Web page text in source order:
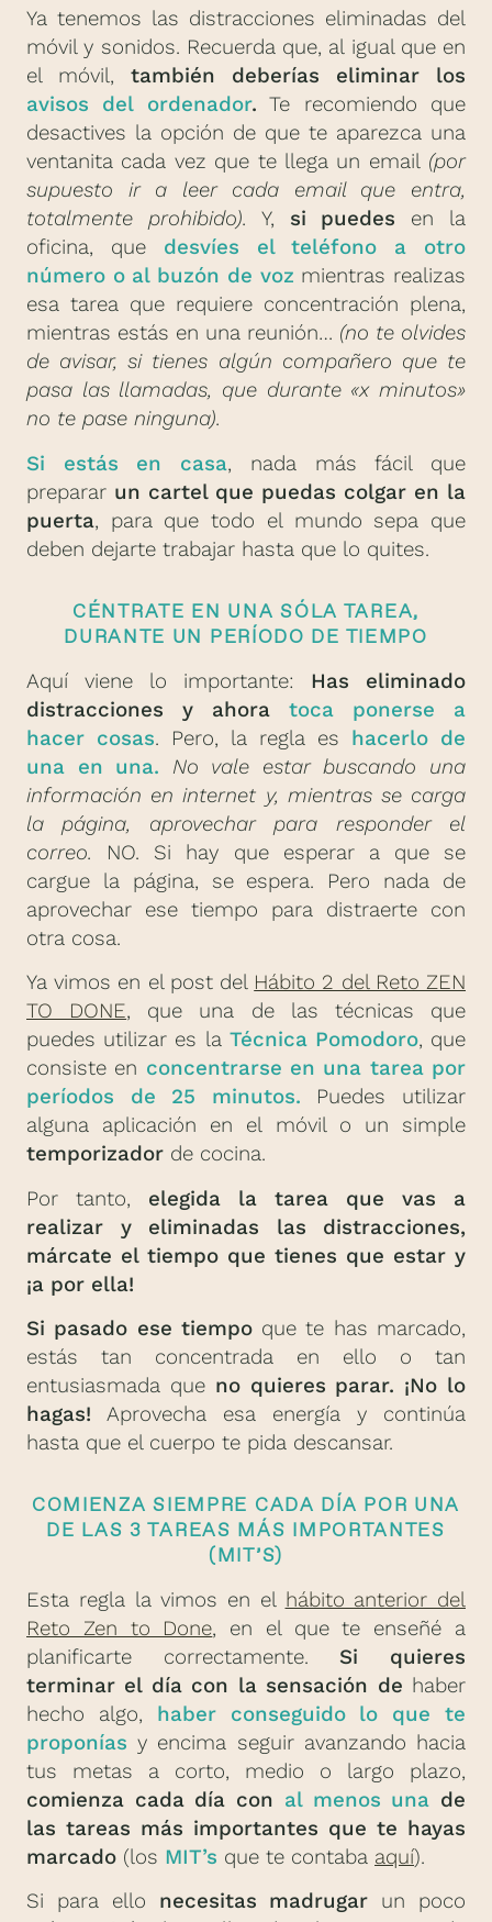
Ya tenemos las distracciones eliminadas del
móvil y sonidos. Recuerda que, al igual que en
el móvil, también deberías eliminar los
avisos del ordenador. Te recomiendo que
desactives la opción de que te aparezca una
ventanita cada vez que te llega un email(por
supuesto ir a leer cada email que entra,
totalmente prohibido). Y, si puedes en la
oficina, que desvíes el teléfono a otro
número o al buzón de voz mientras realizas
esa tarea que requiere concentración plena,
mientras estás en una reunión… (no te olvides
de avisar, si tienes algún compañero que te
pasa las llamadas, que durante «x minutos»
no te pase ninguna).
Si estás en casa, nada más fácil que
preparar un cartel que puedas colgar en la
puerta, para que todo el mundo sepa que
deben dejarte trabajar hasta que lo quites.
CÉNTRATE EN UNA SÓLA TAREA,
DURANTE UN PERÍODO DE TIEMPO
Aquí viene lo importante: Has eliminado
distracciones y ahora
toca ponerse a
hacer cosas. Pero, la regla es hacerlo de
una en una.
No vale estar buscando una
información en internet y, mientras se carga
la página, aprovechar para responder el
correo. NO. Si hay que esperar a que se
cargue la página, se espera. Pero nada de
aprovechar ese tiempo para distraerte con
otra cosa.
Ya vimos en el post del Hábito 2 del Reto ZEN
TO DONE, que una de las técnicas que
puedes utilizar es la Técnica Pomodoro, que
consiste en concentrarse en una tarea por
períodos de 25 minutos. Puedes utilizar
alguna aplicación en el móvil o un simple
temporizador de cocina.
Por tanto, elegida la tarea que vas a
realizar y eliminadas las distracciones,
márcate el tiempo que tienes que estar y
¡a por ella!
Si pasado ese tiempoque te has marcado,
estás tan concentrada en ello o tan
entusiasmada que no quieres parar. ¡No lo
hagas! Aprovecha esa energía y continúa
hasta que el cuerpo te pida descansar.
COMIENZA SIEMPRE CADA DÍA POR UNA
DE LAS 3 TAREAS MÁS IMPORTANTES
(MIT’S)
Esta regla la vimos en el hábito anterior del
Reto Zen to Done, en el que te enseñé a
planificarte correctamente.Si quieres
terminar el día con la sensación de haber
hecho algo, haber conseguido lo que te
proponías y encima seguir avanzando hacia
tus metas a corto, medio o largo plazo,
comienza cada día con al menos una de
las tareas más importantes que te hayas
marcado (los MIT’s que te contaba aquí).
Si para ello necesitas madrugar un poco